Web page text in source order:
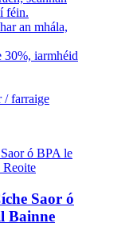
féin.
an mhála,
30%, iarmhéid
/ farraige
Saor ó
Bainne